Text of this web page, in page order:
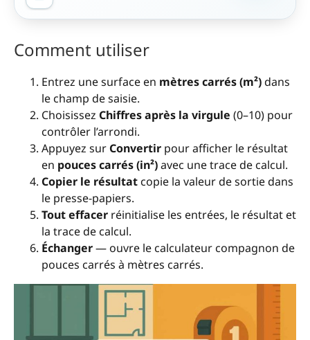
Comment utiliser
Entrez une surface en mètres carrés (m²)dans
le champ de saisie.
Choisissez Chiffres après la virgule (0–10) pour
contrôler l’arrondi.
Appuyez sur Convertir pour afficher le résultat
en pouces carrés (in²)avec une trace de calcul.
Copier le résultat copie la valeur de sortie dans
le presse-papiers.
Tout effacer réinitialise les entrées, le résultat et
la trace de calcul.
Échanger— ouvre le calculateur compagnon de
pouces carrés à mètres carrés.